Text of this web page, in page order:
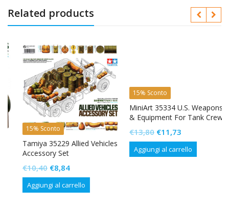
Related products
15% Sconto
Tamiya 35229 Allied Vehicles
Accessory Set
10,40Il
prezzo
originale
€8,84Il
prezzo
attuale
Aggiungi al carrello
15% Sconto
MiniArt 35334 U.S. Weapons
& Equipment For Tank Crew
13,80Il
prezzo
originale
€11,73Il
prezzo
attuale
Aggiungi al carrello